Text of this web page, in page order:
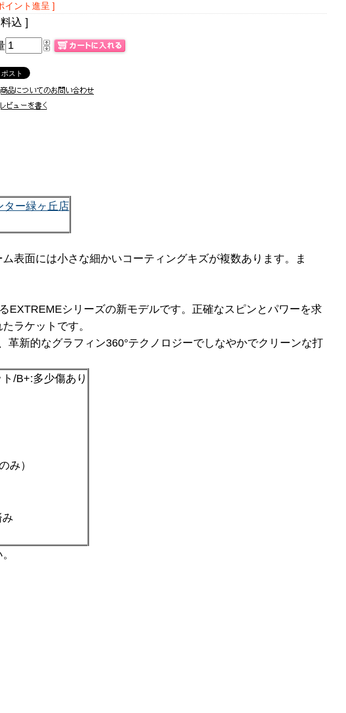
イント進呈 ]
込 ]
ター緑ヶ丘店
表面には小さな細かいコーティングキズが複数あります。ま
EXTREMEシリーズの新モデルです。正確なスピンとパワーを求
ラケットです。
新的なグラフィン360°テクノロジーでしなやかでクリーンな打
/B+:多少傷あり
み）